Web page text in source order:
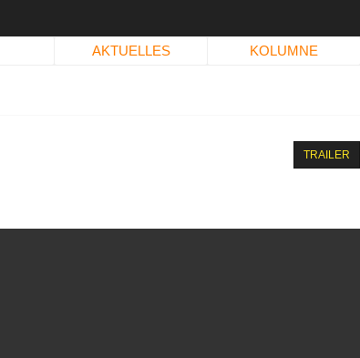
AKTUELLES KOLUMNE
TRAILER